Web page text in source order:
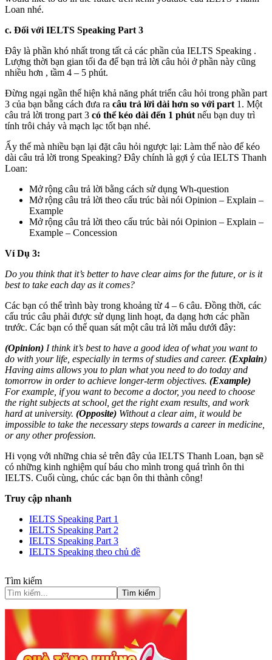
Loan nhé.
c. Đối với IELTS Speaking Part 3
Đây là phần khó nhất trong tất cả các phần của IELTS Speaking .
Lượng thời bạn gian tối đa để bạn trả lời câu hỏi ở phần này cũng
nhiều hơn , tầm 4 – 5 phút.
Đừng ngại ngần thể hiện khả năng phát triển câu hỏi trong phần part
3 của bạn bằng cách đưa ra câu trả lời dài hơn so với part 1. Một
câu trả lời trong part 3 có thể kéo dài đến 1 phút nếu bạn duy trì
tính trôi chảy và mạch lạc tốt bạn nhé.
Ấy thế mà nhiều bạn lại đặt câu hỏi ngược lại: Làm thế nào để kéo
dài câu trả lời trong Speaking? Đây chính là gợi ý của IELTS Thanh
Loan:
Mở rộng câu trả lời bằng cách sử dụng Wh-question
Mở rộng câu trả lời theo cấu trúc bài nói Opinion – Explain –
Example
Mở rộng câu trả lời theo cấu trúc bài nói Opinion – Explain –
Example – Concession
Ví Dụ 3:
Do you think that it’s better to have clear aims for the future, or is it
best to take each day as it comes?
Các bạn có thể trình bày trong khoảng từ 4 – 6 câu. Đồng thời, các
cấu trúc câu phải được sử dụng linh hoạt, đa dạng hơn các phần
trước. Các bạn có thể quan sát một câu trả lời mẫu dưới đây:
(Opinion) I think it’s best to have a good idea of what you want to
do with your life, especially in terms of studies and career. (Explain)
Having aims allows you to plan what you need to do today and
tomorrow in order to achieve longer-term objectives. (Example)
For example, if you want to become a doctor, you need to choose
the right subjects at school, get the right exam results, and work
hard at university. (Opposite) Without a clear aim, it would be
impossible to take the necessary steps towards a career in medicine,
or any other profession.
Hi vọng với những chia sẻ trên đây của IELTS Thanh Loan, bạn sẽ
có những kinh nghiệm quí báu cho mình trong quá trình ôn thi
IELTS. Cuối cùng, chúc các bạn ôn thi thành công!
Truy cập nhanh
IELTS Speaking Part 1
IELTS Speaking Part 2
IELTS Speaking Part 3
IELTS Speaking theo chủ đề
Tìm kiếm
Tìm kiếm